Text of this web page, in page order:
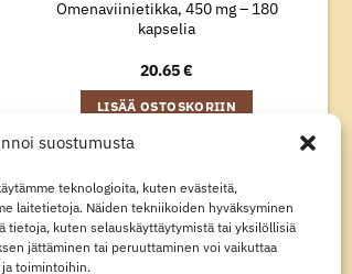
suostumusta
teknologioita, kuten evästeitä,
laitetietoja. Näiden tekniikoiden hyväksyminen
tietoja, kuten selauskäyttäytymistä tai yksilöllisiä
jättäminen tai peruuttaminen voi vaikuttaa
toimintoihin.
Omenaviinietikka, 450 mg – 180
kapselia
20.65€
LISÄÄ OSTOSKORIIN
Visa MasterCardKlarna
Apple
Pay
Google
Pay